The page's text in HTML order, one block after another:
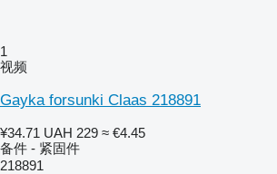
1
视频
Gayka forsunki Claas 218891
¥34.71 UAH 229 ≈ €4.45
备件 - 紧固件
218891